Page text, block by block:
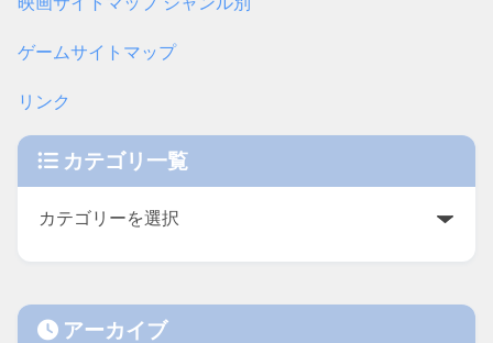
ゲームサイトマップ
リンク
カテゴリ一覧
アーカイブ